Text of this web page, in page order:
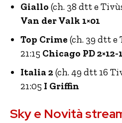
Giallo (ch. 38 dtt e
Van der Valk 1×01
Top Crime (ch. 39 dtt e
21:15 Chicago PD 2×12-
Italia 2(ch. 49 dtt 16
21:05 I Griffin
Sky e Novità